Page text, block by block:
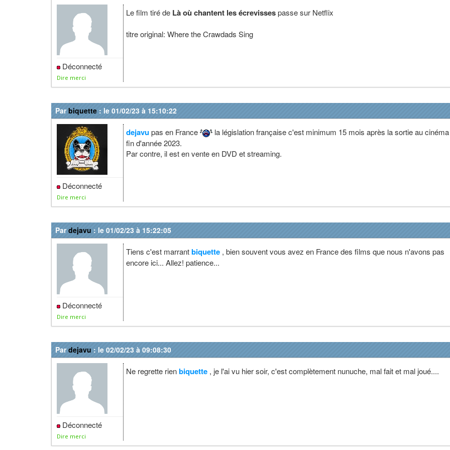
Déconnecté
Dire merci
Le film tiré de Là où chantent les écrevissespasse sur Netflix
titre original: Where the Crawdads Sing
Parbiquette : le 01/02/23 à 15:10:22
Déconnecté
Dire merci
dejavupas en France
la législation française c'est minimum 15 mois après la sortie au
fin d'année 2023.
Par contre, il est en vente en DVD et streaming.
Pardejavu : le 01/02/23 à 15:22:05
Déconnecté
Dire merci
Tiens c'est marrantbiquette , bien souvent vous avez en France des films que nous n'avons pas
encore ici... Allez! patience...
Pardejavu : le 02/02/23 à 09:08:30
Déconnecté
Dire merci
Ne regrette rienbiquette , je l'ai vu hier soir, c'est complètement nunuche, mal fait et mal joué....